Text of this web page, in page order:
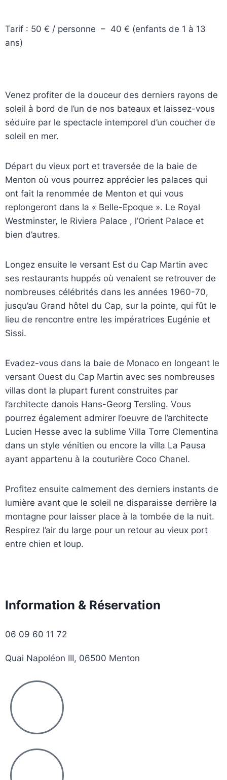
Tarif : 50 € / personne – 40 € (enfants de 1 à 13
ans)
Venez profiter de la douceur des derniers rayons de
soleil à bord de l’un de nos bateaux et laissez-vous
séduire par le spectacle intemporel d’un coucher de
soleil en mer.
Départ du vieux port et traversée de la baie de
Menton où vous pourrez apprécier les palaces qui
ont fait la renommée de Menton et qui vous
replongeront dans la « Belle-Epoque ». Le Royal
Westminster, le Riviera Palace , l’Orient Palace et
bien d’autres.
Longez ensuite le versant Est du Cap Martin avec
ses restaurants huppés où venaient se retrouver de
nombreuses célébrités dans les années 1960-70,
jusqu’au Grand hôtel du Cap, sur la pointe, qui fût le
lieu de rencontre entre les impératrices Eugénie et
Sissi.
Evadez-vous dans la baie de Monaco en longeant le
versant Ouest du Cap Martin avec ses nombreuses
villas dont la plupart furent construites par
l’architecte danois Hans-Georg Tersling. Vous
pourrez également admirer l’oeuvre de l’architecte
Lucien Hesse avec la sublime Villa Torre Clementina
dans un style vénitien ou encore la villa La Pausa
ayant appartenu à la couturière Coco Chanel.
Profitez ensuite calmement des derniers instants de
lumière avant que le soleil ne disparaisse derrière la
montagne pour laisser place à la tombée de la nuit.
Respirez l’air du large pour un retour au vieux port
entre chien et loup.
Information & Réservation
06 09 60 11 72
Quai Napoléon III, 06500 Menton